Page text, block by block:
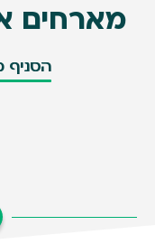
הסניף
מארחים